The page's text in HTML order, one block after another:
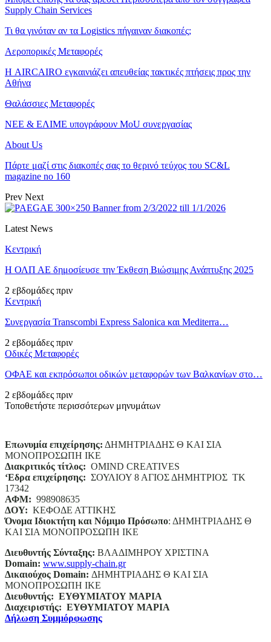
Supply Chain Services
Τι θα γινόταν αν τα Logistics πήγαιναν διακοπές;
Αεροπορικές Μεταφορές
Η AIRCAIRO εγκαινιάζει απευθείας τακτικές πτήσεις προς την
Αθήνα
Θαλάσσιες Μεταφορές
ΝΕΕ & ΕΛΙΜΕ υπογράφουν MoU συνεργασίας
About Us
Πάρτε μαζί στις διακοπές σας το θερινό τεύχος του SC&L
magazine no 160
Prev Next
Latest News
Κεντρική
Η ΟΛΠ ΑΕ δημοσίευσε την Έκθεση Βιώσιμης Ανάπτυξης 2025
2 εβδομάδες πριν
Κεντρική
Συνεργασία Transcombi Express Salonica και Mediterra…
2 εβδομάδες πριν
Οδικές Μεταφορές
ΟΦΑΕ και εκπρόσωποι οδικών μεταφορών των Βαλκανίων στο…
2 εβδομάδες πριν
Τοποθετήστε περισσότερων μηνυμάτων
Επωνυμία επιχείρησης: ΔΗΜΗΤΡΙΑΔΗΣ Θ ΚΑΙ ΣΙΑ
ΜΟΝΟΠΡΟΣΩΠΗ ΙΚΕ
Διακριτικός τίτλος: ΟΜΙΝD CREATIVES
‘Eδρα επιχείρησης: ΣΟΥΛΙΟΥ 8 ΑΓΙΟΣ ΔΗΜΗΤΡΙΟΣ ΤΚ
17342
ΑΦΜ: 998908635
ΔΟΥ: ΚΕΦΟΔΕ ΑΤΤΙΚΗΣ
Όνομα Ιδιοκτήτη και Νόμιμο Πρόσωπο: ΔΗΜΗΤΡΙΑΔΗΣ Θ
ΚΑΙ ΣΙΑ ΜΟΝΟΠΡΟΣΩΠΗ ΙΚΕ
Διευθυντής Σύνταξης: ΒΛΑΔΙΜΗΡΟΥ ΧΡΙΣΤΙΝΑ
Domain: www.supply-chain.gr
Δικαιούχος Domain: ΔΗΜΗΤΡΙΑΔΗΣ Θ ΚΑΙ ΣΙΑ
ΜΟΝΟΠΡΟΣΩΠΗ ΙΚΕ
Διευθυντής: ΕΥΘΥΜΙΑΤΟΥ ΜΑΡΙΑ
Διαχειριστής: ΕΥΘΥΜΙΑΤΟΥ ΜΑΡΙΑ
Δήλωση Συμμόρφωσης